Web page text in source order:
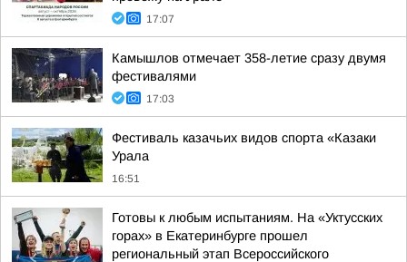
17:07
Камышлов отмечает 358-летие сразу двумя
фестивалями
17:03
Фестиваль казачьих видов спорта «Казаки
Урала
16:51
Готовы к любым испытаниям. На «Уктусских
горах» в Екатеринбурге прошел
региональный этап Всероссийского